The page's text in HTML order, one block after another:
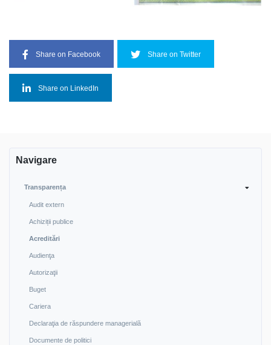
Share on Facebook Share on Twitter
Share on LinkedIn
Navigare
Transparența
Audit extern
Achiziții publice
Acreditări
Audienţa
Autorizaţii
Buget
Cariera
Declaraţia de răspundere managerială
Documente de politici